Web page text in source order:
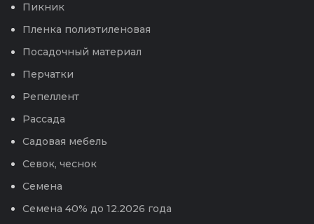
Пикник
Пленка полиэтиленовая
Посадочный материал
Перчатки
Репеллент
Рассада
Садовая мебель
Севок, чеснок
Семена
Семена 40% до 12.2026 года